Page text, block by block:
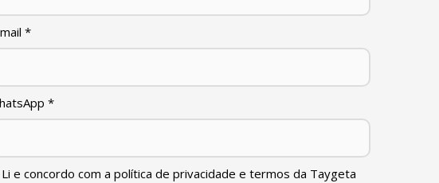
*
*
Li e concordo com a política de privacidade e termos da Taygeta